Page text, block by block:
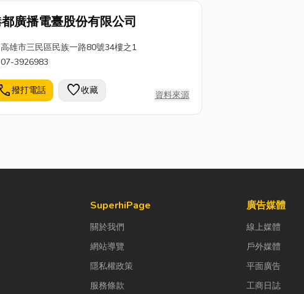
廣播電臺股份有限公司
高雄市三民區民族一路80號34樓之1
07-3926983
撥打電話 favorite收藏 資料來源
SuperhiPage
關於我們
網站導覽
隱私權政策
服務條款
廣告媒體
線上媒體
戶外媒體
平面廣告
工商日誌